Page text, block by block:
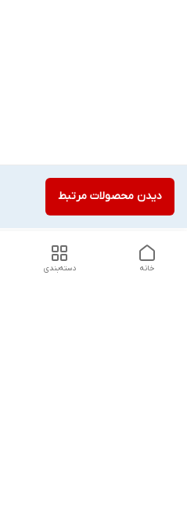
دیدن محصولات مرتبط
دسته‌بندی خانه